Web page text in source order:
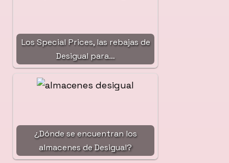
Los Special Prices, las rebajas de
Desigual para…
¿Dónde se encuentran los
almacenes de Desigual?